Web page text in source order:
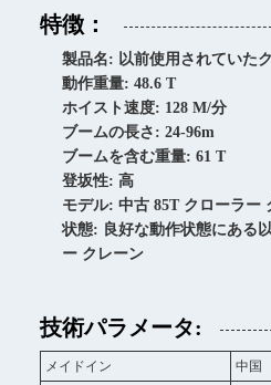
特徴：
製品名: 以前使用されていた
動作重量: 48.6 T
ホイスト速度: 128 M/分
ブームの長さ: 24-96m
ブームを含む重量: 61 T
登坂性: 高
モデル: 中古 85T クローラー
状態: 良好な動作状態にある
ー クレーン
技術パラメータ:
メイドイン 中国